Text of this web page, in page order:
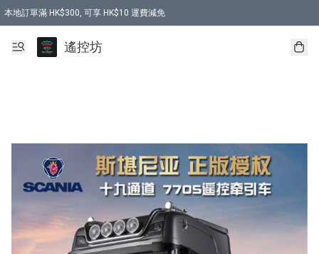
本地訂單滿 HK$300, 可享 HK$10 運費減免
購買 7.6V 6500mah 70C 電池 送 7.6V USB充電器
遙控坊